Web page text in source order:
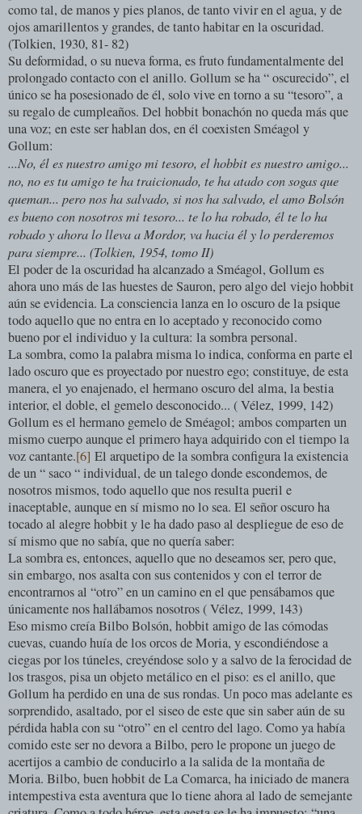
como tal, de manos y pies planos, de tanto vivir en el agua, y de
ojos amarillentos y grandes, de tanto habitar en la oscuridad.
(Tolkien, 1930, 81- 82)
Su deformidad, o su nueva forma, es fruto fundamentalmente del
prolongado contacto con el anillo. Gollum se ha “ oscurecido”, el
único se ha posesionado de él, solo vive en torno a su “tesoro”, a
su regalo de cumpleaños. Del hobbit bonachón no queda más que
una voz; en este ser hablan dos, en él coexisten Sméagol y
Gollum:
...No, él es nuestro amigo mi tesoro, el hobbit es nuestro amigo...
no, no es tu amigo te ha traicionado, te ha atado con sogas que
queman... pero nos ha salvado, si nos ha salvado, el amo Bolsón
es bueno con nosotros mi tesoro... te lo ha robado, él te lo ha
robado y ahora lo lleva a Mordor, va hacia él y lo perderemos
para siempre... (Tolkien, 1954, tomo II)
El poder de la oscuridad ha alcanzado a Sméagol, Gollum es
ahora uno más de las huestes de Sauron, pero algo del viejo hobbit
aún se evidencia. La consciencia lanza en lo oscuro de la psique
todo aquello que no entra en lo aceptado y reconocido como
bueno por el individuo y la cultura: la sombra personal.
La sombra, como la palabra misma lo indica, conforma en parte el
lado oscuro que es proyectado por nuestro ego; constituye, de esta
manera, el yo enajenado, el hermano oscuro del alma, la bestia
interior, el doble, el gemelo desconocido... ( Vélez, 1999, 142)
Gollum es el hermano gemelo de Sméagol; ambos comparten un
mismo cuerpo aunque el primero haya adquirido con el tiempo la
voz cantante.[6] El arquetipo de la sombra configura la existencia
de un “ saco “ individual, de un talego donde escondemos, de
nosotros mismos, todo aquello que nos resulta pueril e
inaceptable, aunque en sí mismo no lo sea. El señor oscuro ha
tocado al alegre hobbit y le ha dado paso al despliegue de eso de
sí mismo que no sabía, que no quería saber:
La sombra es, entonces, aquello que no deseamos ser, pero que,
sin embargo, nos asalta con sus contenidos y con el terror de
encontrarnos al “otro” en un camino en el que pensábamos que
únicamente nos hallábamos nosotros ( Vélez, 1999, 143)
Eso mismo creía Bilbo Bolsón, hobbit amigo de las cómodas
cuevas, cuando huía de los orcos de Moria, y escondiéndose a
ciegas por los túneles, creyéndose solo y a salvo de la ferocidad de
los trasgos, pisa un objeto metálico en el piso: es el anillo, que
Gollum ha perdido en una de sus rondas. Un poco mas adelante es
sorprendido, asaltado, por el siseo de este que sin saber aún de su
pérdida habla con su “otro” en el centro del lago. Como ya había
comido este ser no devora a Bilbo, pero le propone un juego de
acertijos a cambio de conducirlo a la salida de la montaña de
Moria. Bilbo, buen hobbit de La Comarca, ha iniciado de manera
intempestiva esta aventura que lo tiene ahora al lado de semejante